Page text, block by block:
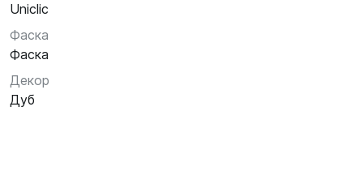
Uniclic
Фаска
Фаска
Декор
Дуб